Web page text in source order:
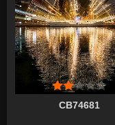
CB74681